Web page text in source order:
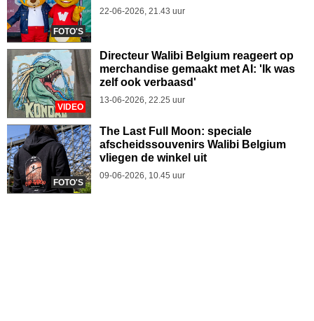
FOTO'S
22-06-2026, 21.43 uur
VIDEO
Directeur Walibi Belgium reageert op
merchandise gemaakt met AI: 'Ik was
zelf ook verbaasd'
13-06-2026, 22.25 uur
FOTO'S
The Last Full Moon: speciale
afscheidssouvenirs Walibi Belgium
vliegen de winkel uit
09-06-2026, 10.45 uur